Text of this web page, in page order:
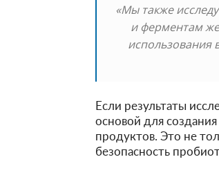
«Мы также
и ферментам
использования
Если результаты
основой для
продуктов. Это не
безопасность